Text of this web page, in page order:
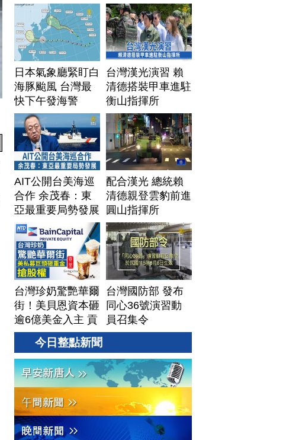
日本氣象廳緊盯白
海豚颱風 台灣最
快下午發海警
台灣漢光演習 賴
清德搭裝甲車進駐
衡山指揮所
AIT公開台美海巡
合作 余茂春：東
亞最重要局勢發展
配合漢光 總統賴
清德親登雲豹前進
圓山指揮所
台灣珍奶驚艷華爾
街！美貝恩資本砸
逾6億美金入主 貢
茶拓國際版圖加速
攻美？｜#財經新
聞｜
20260806(四)
台灣國防部 發布
同心36號演習動
員召集令
今日整點新聞